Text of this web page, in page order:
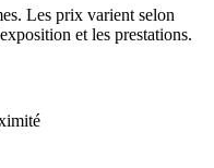
Les prix varient selon
et les prestations.